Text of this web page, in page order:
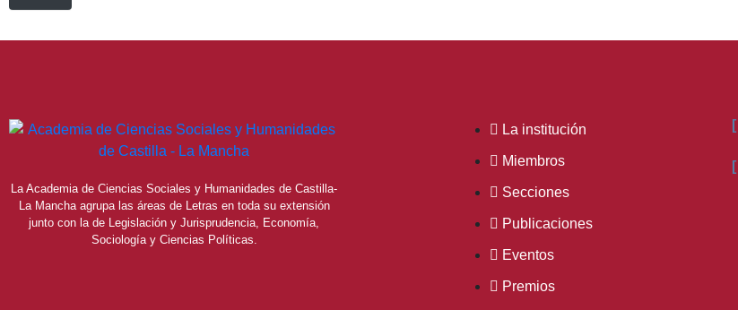
La Academia de Ciencias Sociales y Humanidades de Castilla-
La Mancha agrupa las áreas de Letras en toda su extensión
junto con la de Legislación y Jurisprudencia, Economía,
Sociología y Ciencias Políticas.
La institución
Miembros
Secciones
Publicaciones
Eventos
Premios